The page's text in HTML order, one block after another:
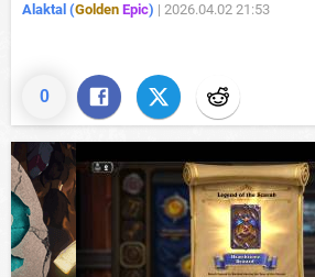
0
Alaktal (Golden Epic) | 2026.04.02 21:53